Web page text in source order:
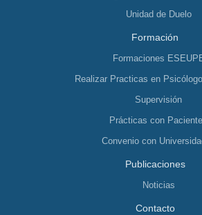
Unidad de Duelo
Formación
Formaciones
Realizar Practicas en
Supervisión
Prácticas con
Convenio con
Publicaciones
Noticias
Contacto